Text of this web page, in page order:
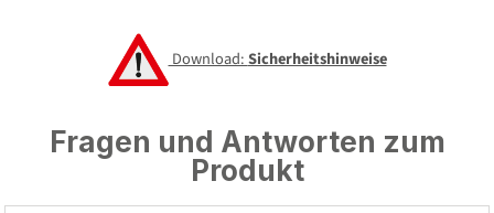
Download:Sicherheitshinweise
Fragen und Antworten zum
Produkt